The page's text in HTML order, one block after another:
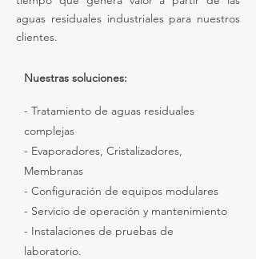
aguas residuales industriales para nuestros
clientes.
Nuestras soluciones:
- Tratamiento de aguas residuales
complejas
- Evaporadores, Cristalizadores,
Membranas
- Configuración de equipos modulares
- Servicio de operación y mantenimiento
- Instalaciones de pruebas de
laboratorio.